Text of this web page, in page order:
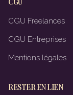
CGU Freelances
CGU Entreprises
Mentions légales
RESTER EN LIEN